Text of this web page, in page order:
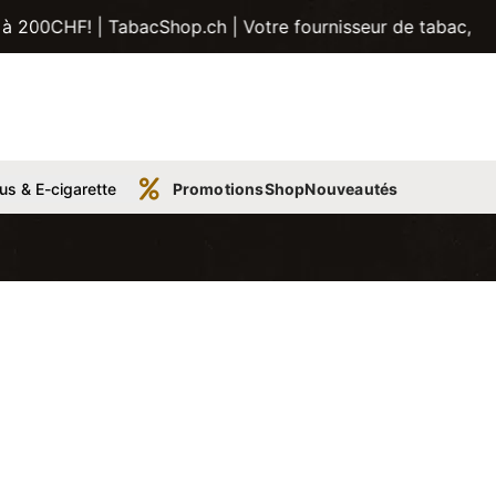
| TabacShop.ch | Votre fournisseur de tabac, tubes,
& E-cigarette PromotionsShopNouveautés